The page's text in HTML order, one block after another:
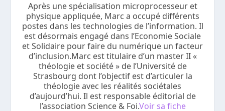
Après une spécialisation microprocesseur et
physique appliquée, Marc a occupé différents
postes dans les technologies de l’information. Il
est désormais engagé dans l’Economie Sociale
et Solidaire pour faire du numérique un facteur
d’inclusion.Marc est titulaire d’un master II «
théologie et société » de l’Université de
Strasbourg dont l’objectif est d’articuler la
théologie avec les réalités sociétales
d’aujourd’hui. Il est responsable éditorial de
l’association Science & Foi.Voir sa fiche